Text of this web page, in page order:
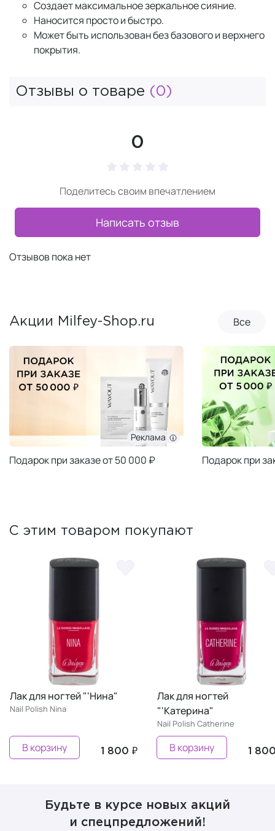
Создает максимальное зеркальное сияние.
Наносится просто и быстро.
Может быть использован без базового и верхнего
покрытия.
Отзывы о товаре (0)
0
Поделитесь своим впечатлением
Написать отзыв
Отзывов пока нет
Акции Milfey-Shop.ru Все
Реклама
Подарок при заказе от 50 000 ₽ Подарок при
С этим товаром покупают
₽
Лак для ногтей
"'Катерина"
1 800 ₽
В корзину
Лак для ногтей
"'Кристина"
Nail Polish Christine
В корзину
Будьте в курсе новых акций
и спецпредложений!